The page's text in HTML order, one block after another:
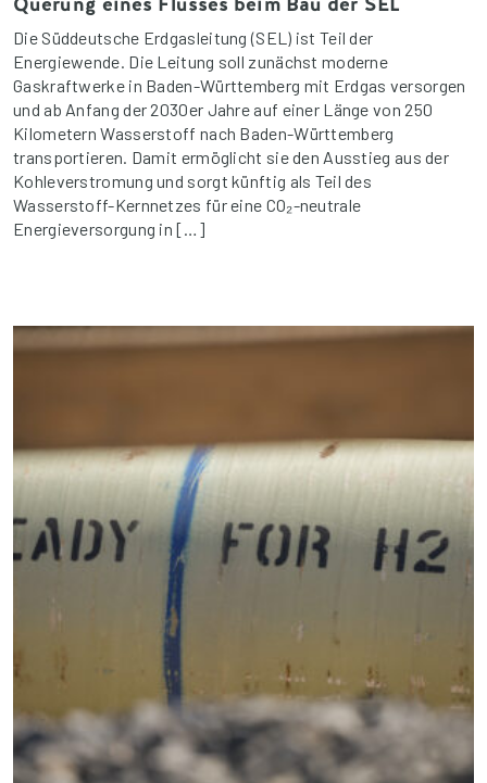
Die Süddeutsche Erdgasleitung (SEL) ist Teil der
Energiewende. Die Leitung soll zunächst moderne
Gaskraftwerke in Baden-Württemberg mit Erdgas versorgen
und ab Anfang der 2030er Jahre auf einer Länge von 250
Kilometern Wasserstoff nach Baden-Württemberg
transportieren. Damit ermöglicht sie den Ausstieg aus der
Kohleverstromung und sorgt künftig als Teil des
Wasserstoff-Kernnetzes für eine CO₂-neutrale
Energieversorgung in […]